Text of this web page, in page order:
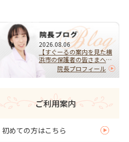
2026.08.06
【すぐーるの案内を見た横
浜市の保護者の皆さまへ】
HPVワクチンを受けるべ
き？迷ったらまず相談を｜
院長プロフィール
ご利用案内
初めての方はこちら